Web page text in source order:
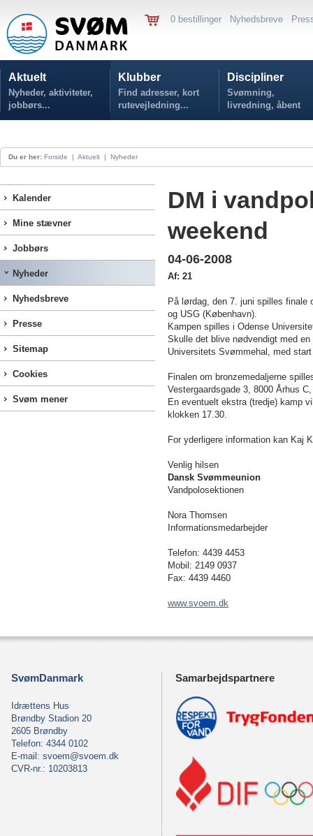
0 bestillinger Nyhedsbreve
Aktuelt
Nyheder, aktiviteter,
jobbørs...
Klubber
Find adresser, kort
rutevejledning...
Discipliner
Svømning,
livredning, åbent
vand...
Du er her: Forside | Aktuelt | Nyheder
Kalender
Mine stævner
Jobbørs
Nyheder
Nyhedsbreve
Presse
Sitemap
Cookies
Svøm mener
DM i
weekend
04-06-2008
Af: 21
På lørdag, den 7. juni spilles finale
og USG (København).
Kampen spilles i Odense
Skulle det blive nødvendigt med
Universitets Svømmehal, med
Finalen om bronzemedaljerne
Vestergaardsgade 3, 8000 Århus
En eventuelt ekstra (tredje) kamp
klokken 17.30.
For yderligere information kan Kaj
Venlig hilsen
Dansk Svømmeunion
Vandpolosektionen
Nora Thomsen
Informationsmedarbejder
Telefon: 4439 4453
Mobil: 2149 0937
Fax: 4439 4460
www.svoem.dk
SvømDanmark
Idrættens Hus
Brøndby Stadion 20
2605 Brøndby
Telefon: 4344 0102
E-mail: svoem@svoem.dk
CVR-nr.: 10203813
Samarbejdspartnere